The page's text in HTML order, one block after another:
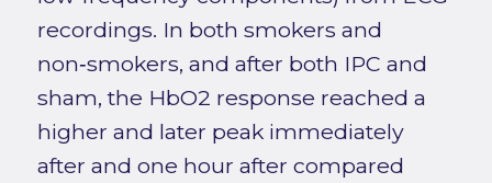
recordings. In both smokers and
non‑smokers, and after both IPC and
sham, the HbO2 response reached a
higher and later peak immediately
after and one hour after compared